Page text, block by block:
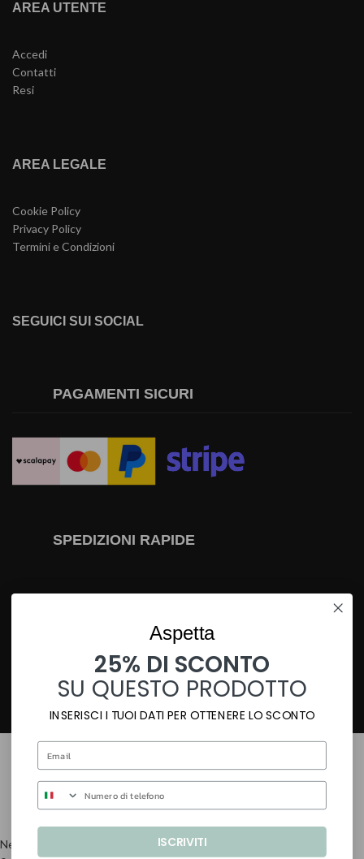
AREA UTENTE
Accedi
Contatti
Resi
AREA LEGALE
Cookie Policy
Privacy Policy
Termini e Condizioni
SEGUICI SUI SOCIAL
PAGAMENTI SICURI
SPEDIZIONI RAPIDE
S/TASCHE PETALO -B- CM 34X29,5X13
€
Esaurito
Negozio
Aspetta
25% DI SCONTO
SU QUESTO PRODOTTO
INSERISCI I TUOI DATI PER OTTENERE LO SCONTO
ISCRIVITI